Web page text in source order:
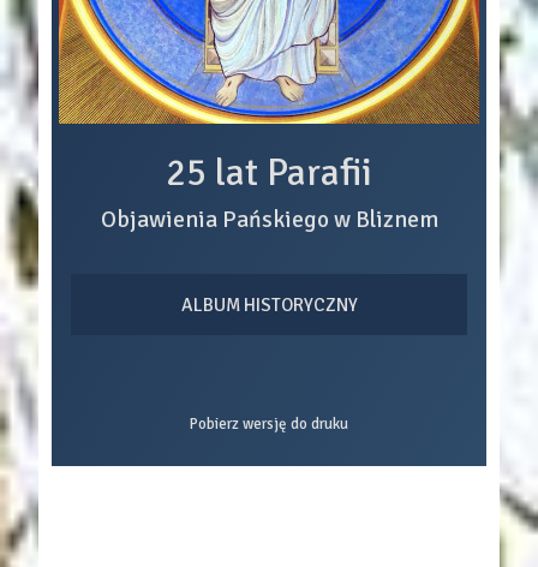
25 lat Parafii
Objawienia Pańskiego w Bliznem
ALBUM HISTORYCZNY
Pobierz wersję do druku